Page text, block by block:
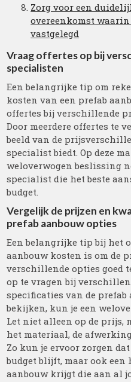
Zorg voor een
overeenkomst
vastgelegd
Vraag offertes op bij
specialisten
Een belangrijke tip om
kosten van een prefab
offertes bij verschillende
Door meerdere offertes te
beeld van de
specialist biedt. Op deze
weloverwogen beslissing
specialist die het beste
budget.
Vergelijk de prijzen en
prefab aanbouw opties
Een belangrijke tip bij het
aanbouw kosten is om de
verschillende opties goed
op te vragen bij
specificaties van de
bekijken, kun je een
Let niet alleen op de prijs,
het materiaal, de
Zo kun je ervoor zorgen
budget blijft, maar ook een
aanbouw krijgt die aan al